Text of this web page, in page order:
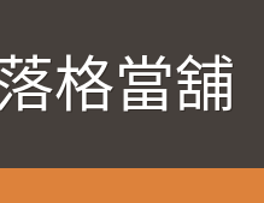
格當舖